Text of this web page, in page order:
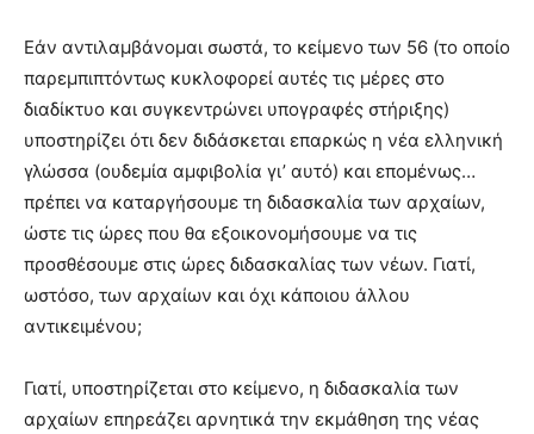
Εάν αντιλαμβάνομαι σωστά, το κείμενο των 56 (το οποίο
παρεμπιπτόντως κυκλοφορεί αυτές τις μέρες στο
διαδίκτυο και συγκεντρώνει υπογραφές στήριξης)
υποστηρίζει ότι δεν διδάσκεται επαρκώς η νέα ελληνική
γλώσσα (ουδεμία αμφιβολία γι’ αυτό) και επομένως…
πρέπει να καταργήσουμε τη διδασκαλία των αρχαίων,
ώστε τις ώρες που θα εξοικονομήσουμε να τις
προσθέσουμε στις ώρες διδασκαλίας των νέων. Γιατί,
ωστόσο, των αρχαίων και όχι κάποιου άλλου
αντικειμένου;
Γιατί, υποστηρίζεται στο κείμενο, η διδασκαλία των
αρχαίων επηρεάζει αρνητικά την εκμάθηση της νέας